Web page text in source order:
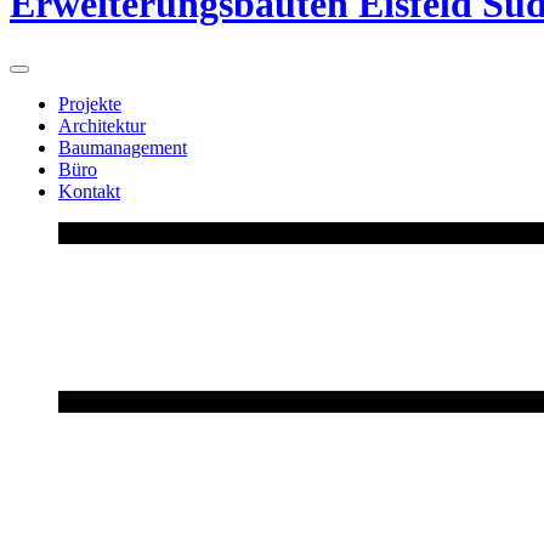
Projekte
Architektur
Baumanagement
Büro
Kontakt